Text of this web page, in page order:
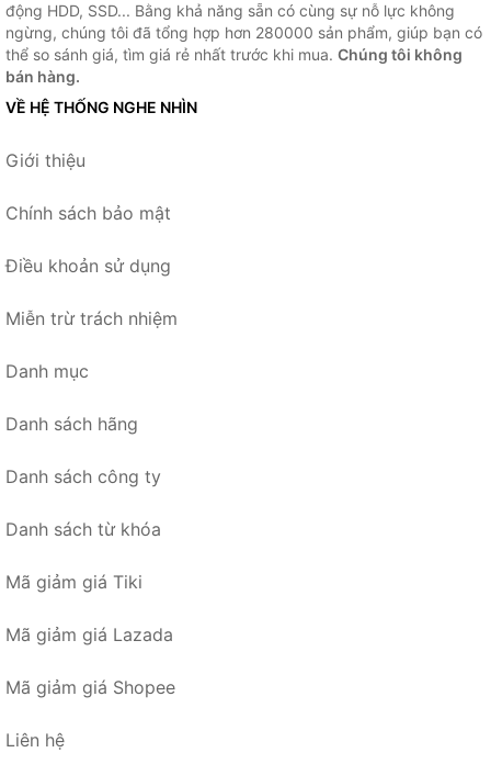
động HDD, SSD... Bằng khả năng sẵn có cùng sự nỗ lực không
ngừng, chúng tôi đã tổng hợp hơn 280000 sản phẩm, giúp bạn có
thể so sánh giá, tìm giá rẻ nhất trước khi mua. Chúng tôi không
bán hàng.
VỀ HỆ THỐNG NGHE NHÌN
Giới thiệu
Chính sách bảo mật
Điều khoản sử dụng
Miễn trừ trách nhiệm
Danh mục
Danh sách hãng
Danh sách công ty
Danh sách từ khóa
Mã giảm giá Tiki
Mã giảm giá Lazada
Mã giảm giá Shopee
Liên hệ